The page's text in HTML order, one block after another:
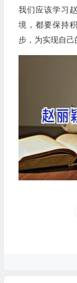
我们应该学习
境，都要保持
步，为实现自己